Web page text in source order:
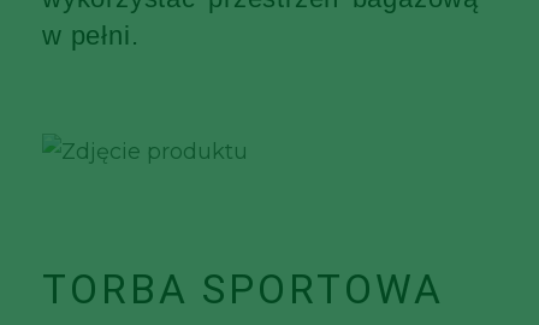
w pełni.
TORBA SPORTOWA